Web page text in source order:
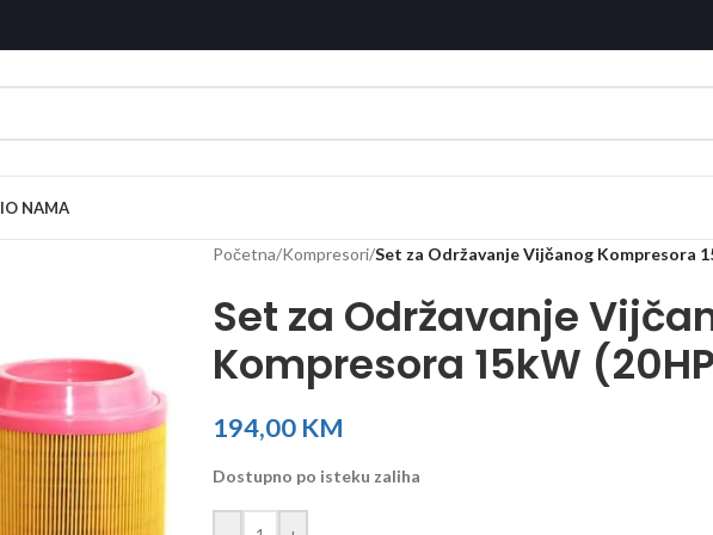
O NAMA
Početna/Kompresori/Set za Održavanje Vijčanog Kompresora
Set za Održavanje
Kompresora 15kW
194,00 KM
Dostupno po isteku zaliha